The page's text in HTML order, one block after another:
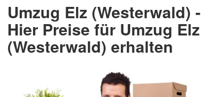
Umzug Elz (Westerwald) -
Hier Preise für Umzug Elz
(Westerwald) erhalten